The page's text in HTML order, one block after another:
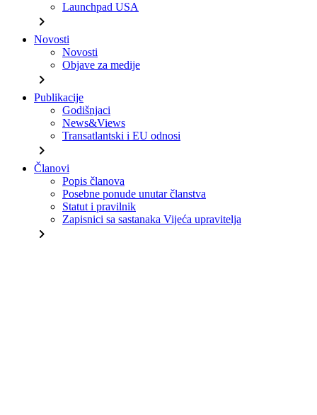
Launchpad USA
chevron_right
Novosti
Novosti
Objave za medije
chevron_right
Publikacije
Godišnjaci
News&Views
Transatlantski i EU odnosi
chevron_right
Članovi
Popis članova
Posebne ponude unutar članstva
Statut i pravilnik
Zapisnici sa sastanaka Vijeća upravitelja
chevron_right